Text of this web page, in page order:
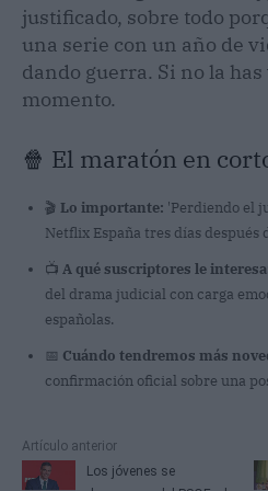
justificado, sobre todo
una serie con un año de
dando guerra. Si no la has
momento.
🍿 El maratón en
🎬 Lo importante: 'Perdiendo el
Netflix España tres días después
📺 A qué suscriptores le
del drama judicial con carga
españolas.
📅 Cuándo tendremos más
confirmación oficial sobre una
Artículo anterior
Los jóvenes se